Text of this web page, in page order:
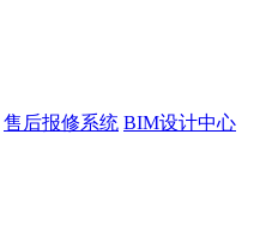
售后报修系统 BIM设计中心